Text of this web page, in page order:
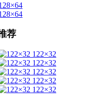
荐
122×32
122×32
122×32
122×32
122×32